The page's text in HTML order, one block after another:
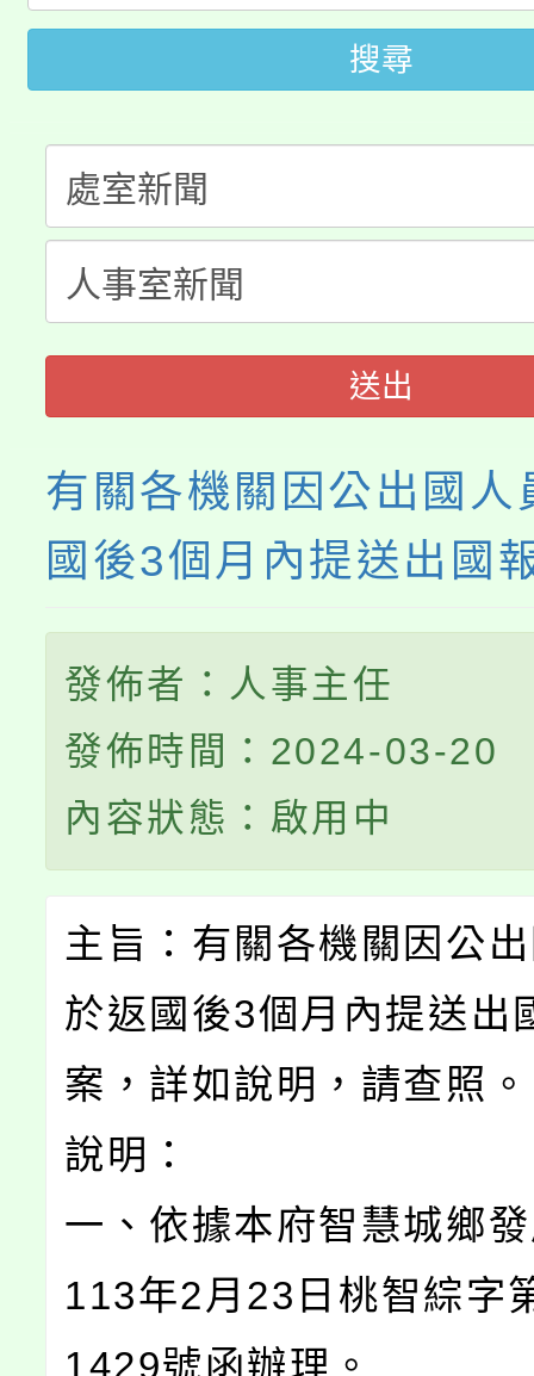
田徑場及游泳池舉行。
桃園市低收入戶享有免
視費優惠，中低收入戶
半價優惠，詳情可洽有
者。
大園自造教育及科技中
份教師增能研習
大溪自造教育及科技中
份教師研習
淨零綠生活教案入校路
會
115年食農教育專業人
程
搜尋
送出
有關各機關因公出國人
國後3個月內提送出國
發佈者：人事主任
發佈時間：2024-03-20
內容狀態：啟用中
主旨：有關各機關因公
於返國後3個月內提送出
案，詳如說明，請查照。
說明：
一、依據本府智慧城鄉
113年2月23日桃智綜字
1429號函辦理。